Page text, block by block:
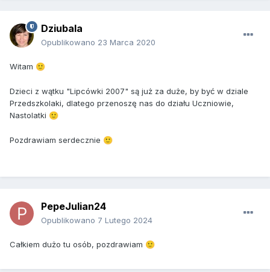
Dziubala
Opublikowano 23 Marca 2020
Witam 🙂
Dzieci z wątku "Lipcówki 2007" są już za duże, by być w dziale
Przedszkolaki, dlatego przenoszę nas do działu Uczniowie,
Nastolatki 🙂
Pozdrawiam serdecznie 🙂
PepeJulian24
Opublikowano 7 Lutego 2024
Całkiem dużo tu osób, pozdrawiam 🙂